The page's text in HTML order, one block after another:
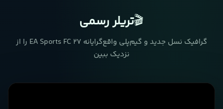
🎬تریلر رسمی
گرافیک نسل جدید و گیم‌پلی واقع‌گرایانه EA Sports FC 27 را از
نزدیک ببین